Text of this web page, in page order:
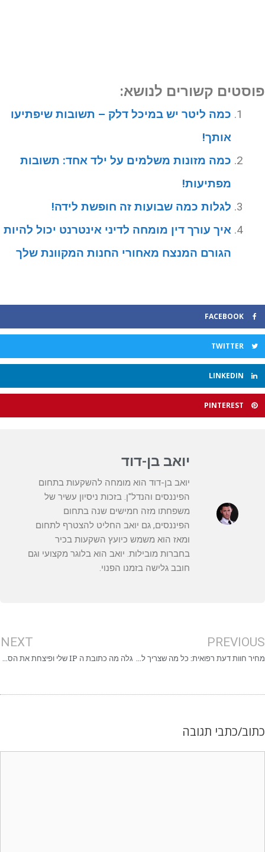
קשורים לנושא:
כמה ליטר יש במיכל דלק – תשובות שיפתיעו
אותך!
כמה מזונות משלמים על ילד אחד: תשובות
מפתיעות!
לגלות כמה שבועות זה חופשת לידה!
איך עורך דין מומחה לדיני אינטרנט יכול להיות
הגורם המנצח מאחורי החנות המקוונת שלך
FACEBOOK
TWITTER
LINKEDIN
PINTEREST
יואב בן-דוד
יואב בן-דוד הוא מומחה להשקעות בתחום
הפיננסים והנדל"ן. בזכות ניסיון עשיר של
משפחתו מזה חמישים שנה בתחום
הפיננסים, גם יואב החליט להצטרף לתחום
ומאז הוא משמש כיועץ השקעות בכיר
בחברות מובילות. יואב הוא בלוגר מקצועי וגם
חובב גלישה בזמנו הפנוי.
מחיר חוות דעת רפואית: כל מה שצריך לדעת
NEXT
גלה מה כתובת ה IP שלי ופיצחת את הסוד!
כתבי תגובה